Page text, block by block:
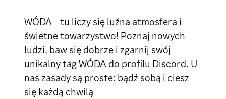
WÓDA - tu liczy się luźna atmosfera i
świetne towarzystwo! Poznaj nowych
ludzi, baw się dobrze i zgarnij swój
unikalny tag WÓDA do profilu Discord. U
nas zasady są proste: bądź sobą i ciesz
się każdą chwilą